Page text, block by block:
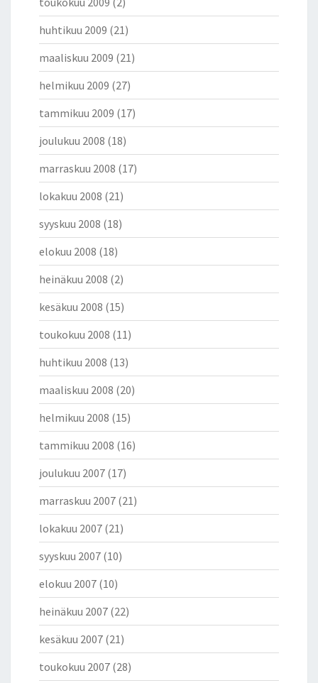
huhtikuu 2009 (21)
maaliskuu 2009 (21)
helmikuu 2009 (27)
tammikuu 2009 (17)
joulukuu 2008 (18)
marraskuu 2008 (17)
lokakuu 2008 (21)
syyskuu 2008 (18)
elokuu 2008 (18)
heinäkuu 2008 (2)
kesäkuu 2008 (15)
toukokuu 2008 (11)
huhtikuu 2008 (13)
maaliskuu 2008 (20)
helmikuu 2008 (15)
tammikuu 2008 (16)
joulukuu 2007 (17)
marraskuu 2007 (21)
lokakuu 2007 (21)
syyskuu 2007 (10)
elokuu 2007 (10)
heinäkuu 2007 (22)
kesäkuu 2007 (21)
toukokuu 2007 (28)